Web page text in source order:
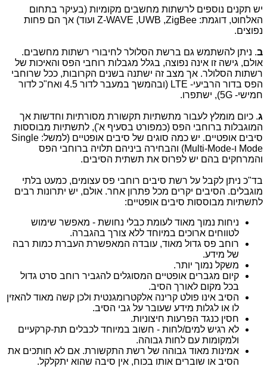
יש תקנים נוספים לרשתות מחשבים מקומיות (בעיקר בתחום
האלחוט, דוגמת: ZigBee
,
UWB
,
Z-WAVE ועוד) אך הם פחות
נפוצים.
ב. ניתן להשתמש גם ברשת הסלולר לחיבורי רשתות מחשבים.
אולם, גישה זו אינה נפוצה, בגלל מגבלות רוחבי הפס והאיכות של
רשתות הסלולר. אך מצב זה ישתנה בשנים הקרובות, ככל שרוחבי
הפס בדור הרביעי- ) LTE
ובהמשך במעבר לדור 4.5 ואח"כ לדור
חמישי- 5G), ישתפרו.
ג. כיום מומלץ לעבור מתשתיות תקשורת מסורתיות וחדשות אך
המוגבלות ברוחבי הפס (כמפורט בסעיף א'), לתשתיות מבוססות
סיבים אופטיים. יש כמה סוגים של סיבים אופטיים (למשל: Single
Mode ו-Multi-Mode) והבחירה ביניהם תלויה ברוחבי הפס
והמרחקים בהם יש לפרוס את תשתית הסיבים.
בד"כ ניתן לקבל על רשת סיבים רוחבי פס עצומים, כמעט בלתי
מוגבלים. הסיבים יקרים מכל פתרון אחר. אולם, יש יתרונות רבים
לתשתיות מבוססות סיבים אופטיים:
ניחות נמוך מאוד לעומת כבלי נחושת - מאפשר שימוש
לטווחים ארוכים במיוחד ללא צורך בהגברה.
רוחב פס גדול מאוד, עובדה המאפשרת העברת כמות רבה
של מידע.
משקל נמוך יותר.
קיום מגברים אופטיים המסוגלים להגביר רוחב סרט גדול
בכל מקום לאורך הסיב.
הסיב אינו פולט קרינה אלקטרומגנטית ולכן קשה מאוד להאזין
לו או לגלות מידע שעובר על גבי הסיב.
חסין כנגד הפרעות חיצוניות.
לא רגיש למים/לחות - חשוב במיוחד לכבלים תת-קרקעיים
ולמקומות עם לחות גבוהה.
אמינות מאוד גבוהה של רשת התקשורת. אם לא חותכים את
הסיב או שוברים אותו בכוח, אין סיבה שהוא יתקלקל.